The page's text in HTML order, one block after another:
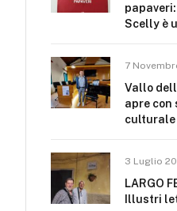
Scelly è
7
Vallo
apre con
culturale
3 Luglio
LARGO
Illustri